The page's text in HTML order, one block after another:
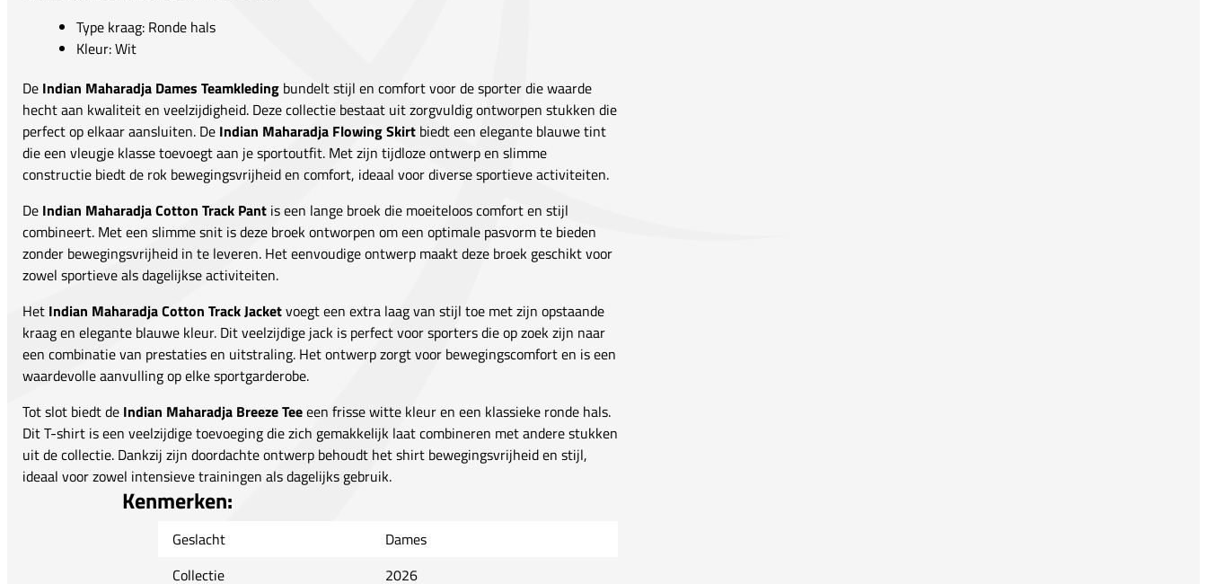
Type kraag: Ronde hals
Kleur: Wit
De Indian Maharadja Dames Teamkleding bundelt stijl en comfort voor de sporter die waarde
hecht aan kwaliteit en veelzijdigheid. Deze collectie bestaat uit zorgvuldig ontworpen stukken die
perfect op elkaar aansluiten. De Indian Maharadja Flowing Skirt biedt een elegante blauwe tint
die een vleugje klasse toevoegt aan je sportoutfit. Met zijn tijdloze ontwerp en slimme
constructie biedt de rok bewegingsvrijheid en comfort, ideaal voor diverse sportieve activiteiten.
De Indian Maharadja Cotton Track Pant is een lange broek die moeiteloos comfort en stijl
combineert. Met een slimme snit is deze broek ontworpen om een optimale pasvorm te bieden
zonder bewegingsvrijheid in te leveren. Het eenvoudige ontwerp maakt deze broek geschikt voor
zowel sportieve als dagelijkse activiteiten.
Het Indian Maharadja Cotton Track Jacketvoegt een extra laag van stijl toe met zijn opstaande
kraag en elegante blauwe kleur. Dit veelzijdige jack is perfect voor sporters die op zoek zijn naar
een combinatie van prestaties en uitstraling. Het ontwerp zorgt voor bewegingscomfort en is een
waardevolle aanvulling op elke sportgarderobe.
Tot slot biedt de Indian Maharadja Breeze Teeeen frisse witte kleur en een klassieke ronde hals.
Dit T-shirt is een veelzijdige toevoeging die zich gemakkelijk laat combineren met andere stukken
uit de collectie. Dankzij zijn doordachte ontwerp behoudt het shirt bewegingsvrijheid en stijl,
ideaal voor zowel intensieve trainingen als dagelijks gebruik.
Kenmerken:
Geslacht
Dames
Collectie
2026